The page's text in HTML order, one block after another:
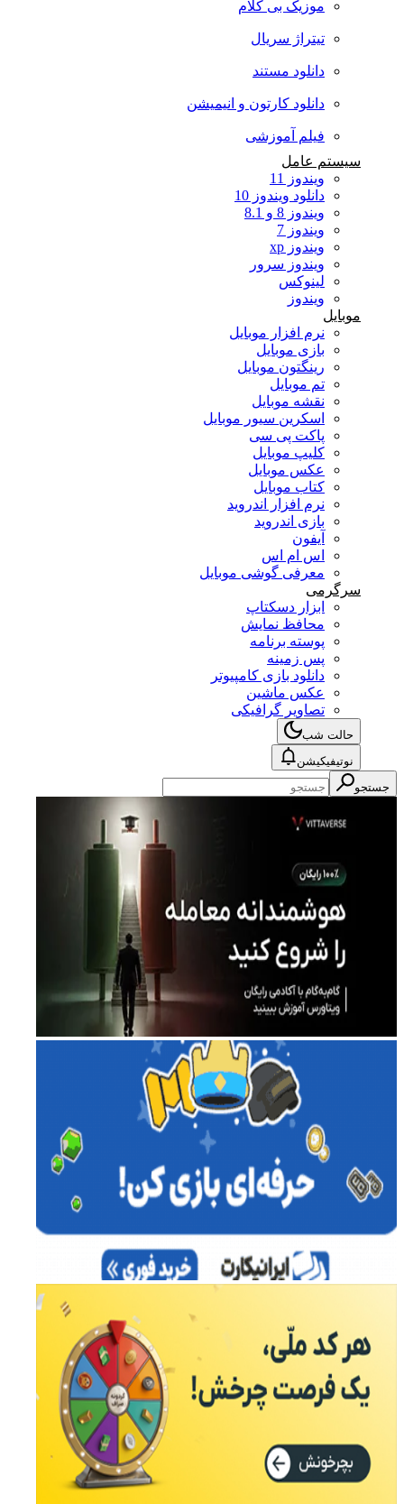
موزیک بی کلام
تیتراژ سریال
دانلود مستند
دانلود کارتون و انیمیشن
فیلم آموزشی
سیستم عامل
ویندوز 11
دانلود ویندوز 10
ویندوز 8 و 8.1
ویندوز 7
ویندوز xp
ویندوز سرور
لینوکس
ویندوز
موبایل
نرم افزار موبایل
بازی موبایل
رینگتون موبایل
تم موبایل
نقشه موبایل
اسکرین سیور موبایل
پاکت پی سی
کلیپ موبایل
عکس موبایل
کتاب موبایل
نرم افزار اندروید
بازی اندروید
آیفون
اس ام اس
معرفی گوشی موبایل
سرگرمی
ابزار دسکتاپ
محافظ نمایش
پوسته برنامه
پس زمینه
دانلود بازی کامپیوتر
عکس ماشین
تصاویر گرافیکی
حالت شب
نوتیفیکیشن
جستجو